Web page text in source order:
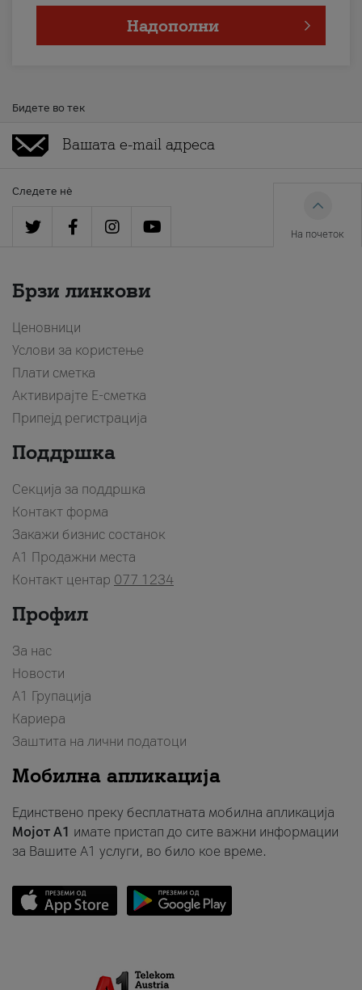
Надополни
Бидете во тек
Следете нè
На почеток
Брзи линкови
Ценовници
Услови за користење
Плати сметка
Активирајте Е-сметка
Припејд регистрација
Поддршка
Секција за поддршка
Контакт форма
Закажи бизнис состанок
A1 Продажни места
Контакт центар 077 1234
Профил
За нас
Новости
А1 Групација
Кариера
Заштита на лични податоци
Мобилна апликација
Единствено преку бесплатната мобилна апликација
Мојот A1 имате пристап до сите важни информации
за Вашите A1 услуги, во било кое време.